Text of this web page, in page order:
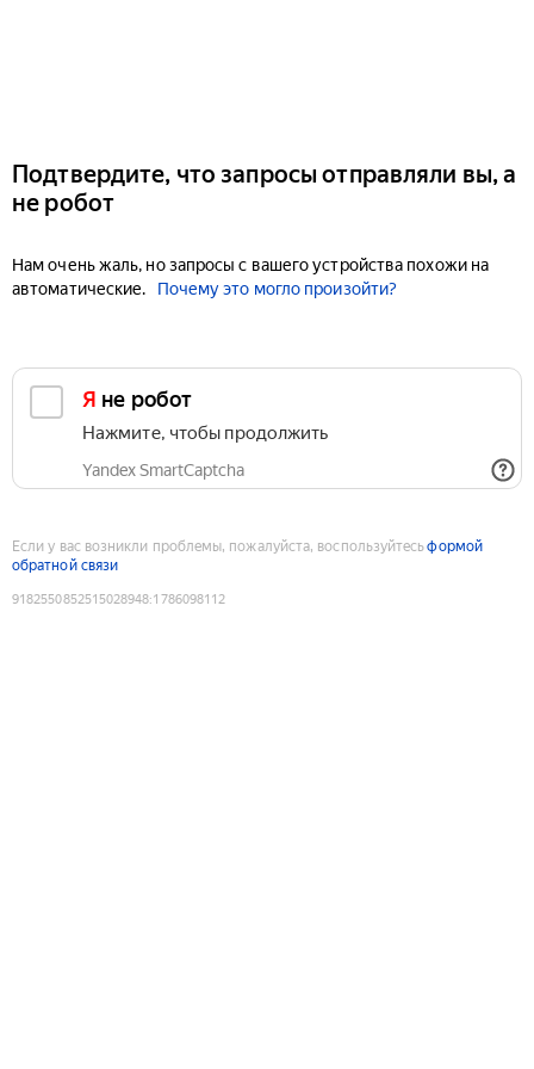
Подтвердите, что запросы отправляли вы, а
не робот
Нам очень жаль, но запросы с вашего устройства похожи на
автоматические.
Почему это могло произойти?
Я не робот
Нажмите, чтобы продолжить
Yandex SmartCaptcha
Если у вас возникли проблемы, пожалуйста, воспользуйтесьформой
обратной связи
9182550852515028948:1786098112